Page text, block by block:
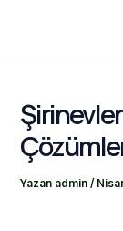
Yazan admin/